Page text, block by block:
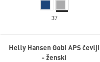
37
Helly Hansen Gobi APS čevlji
- ženski